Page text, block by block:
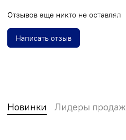
Отзывов еще никто не оставлял
Написать отзыв
Новинки Лидеры продаж